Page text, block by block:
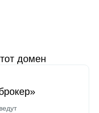
домен